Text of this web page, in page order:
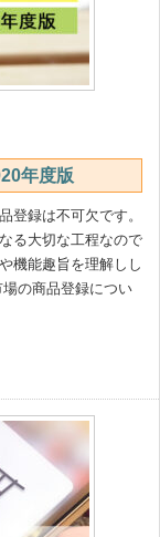
年度版
登録は不可欠です。
る大切な工程なので
機能趣旨を理解しし
の商品登録につい